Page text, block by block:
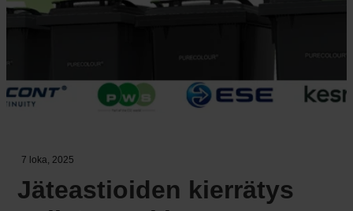
7 loka, 2025
Jäteastioiden kierrätys